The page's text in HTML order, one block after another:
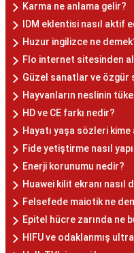
Karma ne anlama gelir?
IDM eklentisi nasıl aktif
Huzur ingilizce ne
Flo internet sitesinden
Güzel sanatlar ve özgür
Hayvanların neslinin
HD ve CE farkı nedir?
Hayatı yaşa sözleri kime
Fide yetiştirme nasıl
Enerji korunumu nedir?
Huawei kilit ekranı nasıl
Felsefede maiotik ne
Epitel hücre zarında ne
HIFU ve odaklanmış